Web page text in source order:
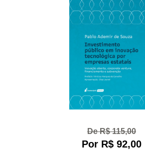
De R$ 115,00
Por R$ 92,00